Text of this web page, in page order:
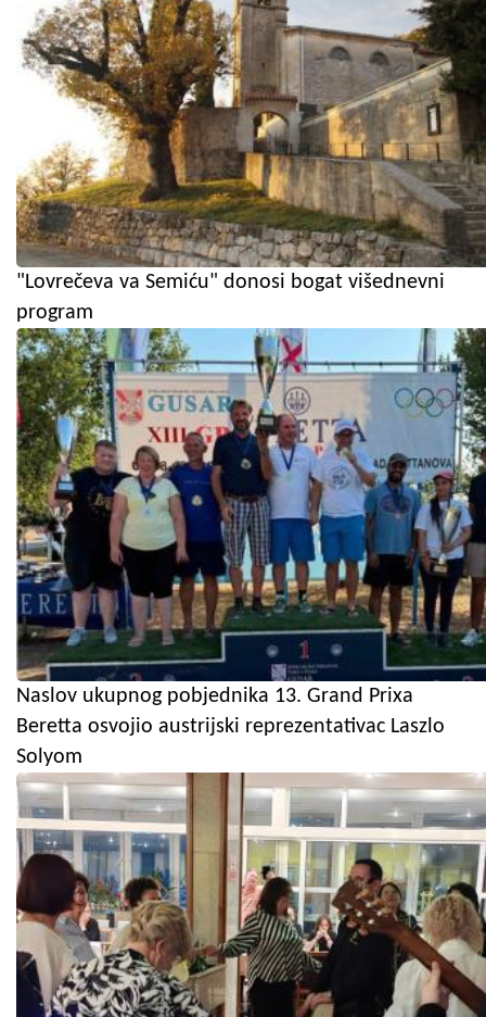
"Lovrečeva va Semiću" donosi bogat višednevni
program
Naslov ukupnog pobjednika 13. Grand Prixa
Beretta osvojio austrijski reprezentativac Laszlo
Solyom